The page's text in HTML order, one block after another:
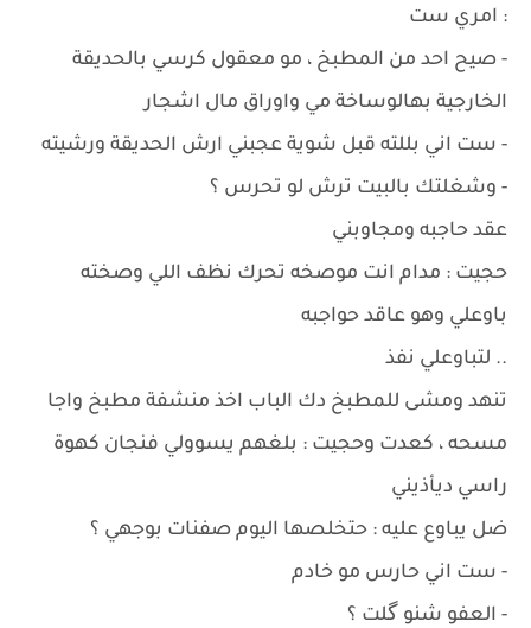
: امري ست
- صيح احد من المطبخ ، مو معقول كرسي بالحديقة
الخارجية بهالوساخة مي واوراق مال اشجار
- ست اني بللته قبل شوية عجبني ارش الحديقة ورشيته
- وشغلتك بالبيت ترش لو تحرس ؟
عقد حاجبه ومجاوبني
حجيت : مدام انت موصخه تحرك نظف اللي وصخته
باوعلي وهو عاقد حواجبه
.. لتباوعلي نفذ
تنهد ومشى للمطبخ دك الباب اخذ منشفة مطبخ واجا
مسحه ، كعدت وحجيت : بلغهم يسوولي فنجان كهوة
راسي ديأذيني
ضل يباوع عليه : حتخلصها اليوم صفنات بوجهي ؟
- ست اني حارس مو خادم
- العفو شنو گلت ؟